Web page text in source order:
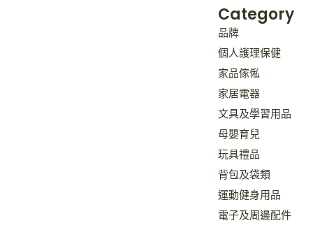
Category
品牌
個人護理保健
家品傢俬
家居電器
文具及學習用品
母嬰育兒
玩具禮品
背包及袋類
運動健身用品
電子及周邊配件